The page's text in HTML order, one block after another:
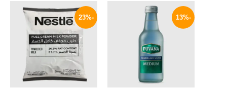
-13%
السعر
الأصلي
السعر
الحالي
هو:
28 EGP.
-23%
الأصلي
هو:
390 EGP.
الحالي
هو:
299 EGP.